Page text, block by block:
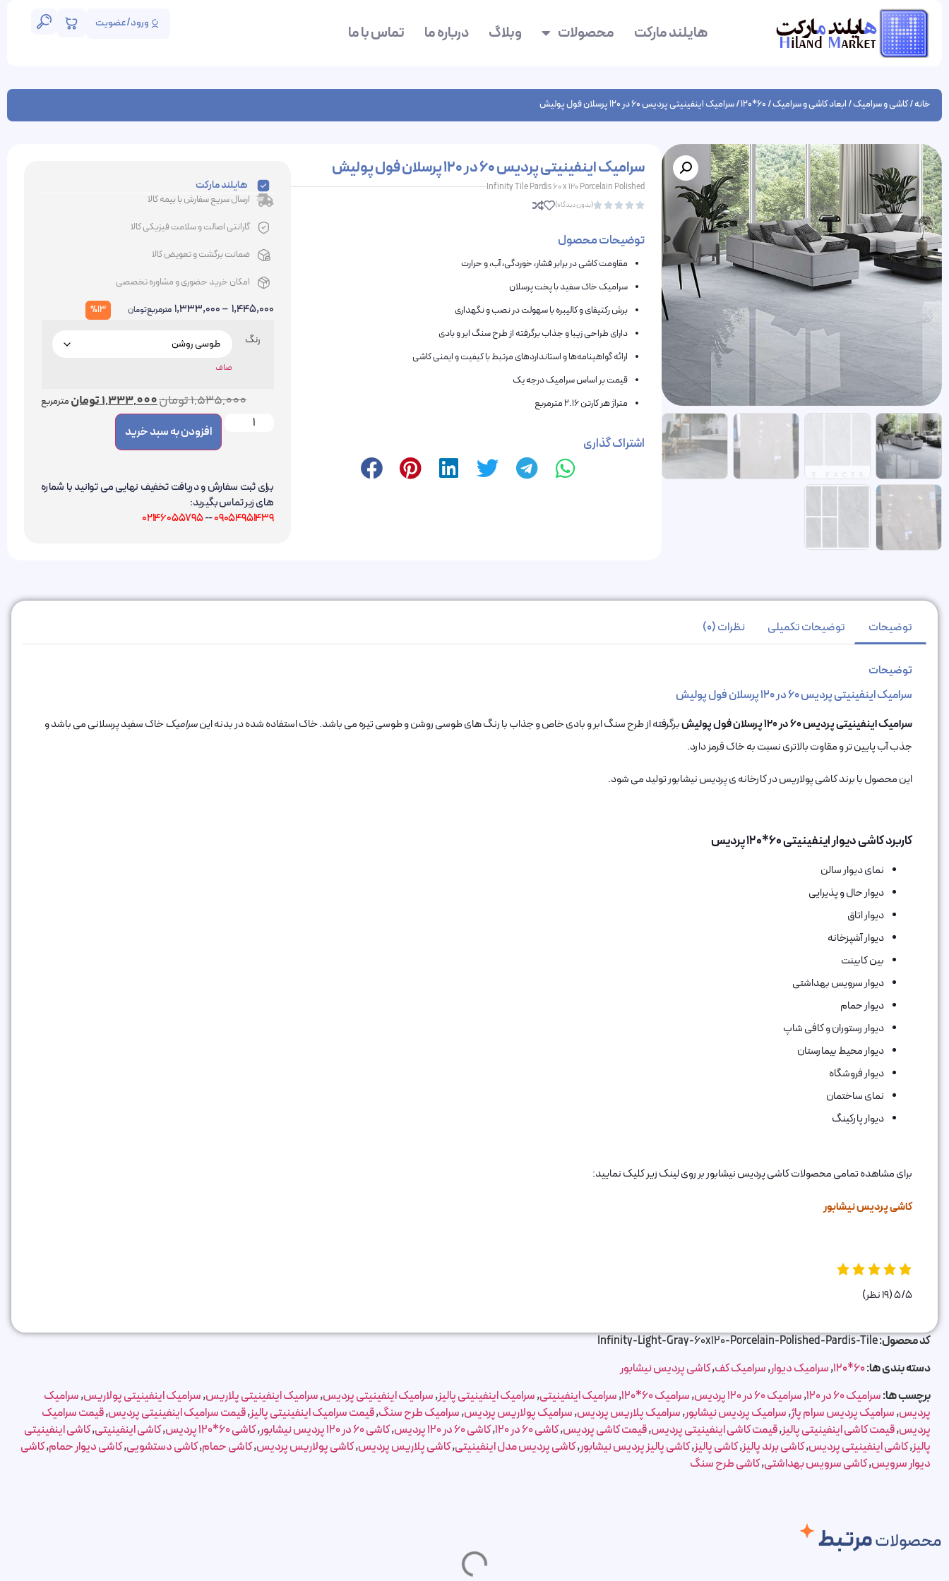
هایلند مارکت محصولات وبلاگ درباره ما تماس با ما ورود/عضویت
خانه/کاشی و سرامیک/ ابعاد کاشی و سرامیک/
60*120 / سرامیک اینفینیتی پردیس 60 در 120 پرسلان فول پولیش
سرامیک اینفینیتی پردیس 60 در 120 پرسلان فول پولیش
Infinity Tile Pardis 60 x 120 Porcelain Polished




(بدون دیدگاه)
توضیحات محصول
مقاومت کاشی در برابر فشار، خوردگی، آب، و حرارت
سرامیک خاک سفید با پخت پرسلان
برش رکتیفای و کالیبره با سهولت در نصب و نگهداری
دارای طراحی زیبا و جذاب برگرفته از طرح سنگ ابر و بادی
ارائه گواهینامه‌ها و استانداردهای مرتبط با کیفیت و ایمنی کاشی
قیمت بر اساس سرامیک درجه یک
متراژ هر کارتن 2.16 مترمربع
اشتراک گذاری
هایلند مارکت
ارسال سریع سفارش با بیمه کالا
گارانتی اصالت و سلامت فیزیکی کالا
ضمانت برگشت و تعویض کالا
امکان خرید حضوری و مشاوره تخصصی
1,445,000
–
1,333,000 مترمربعتومان %13
رنگ
صاف
1,535,000تومان1,333,000تومان مترمربع
افزودن به سبد خرید
برای ثبت سفارش و دریافت تخفیف نهایی می توانید با شماره
های زیر تماس بگیرید:
09054951439
--
02146055795
توضیحات توضیحات تکمیلی نظرات (0)
توضیحات
سرامیک اینفینیتی پردیس 60 در 120 پرسلان فول پولیش
سرامیک اینفینیتی پردیس 60 در 120 پرسلان فول پولیش برگرفته از طرح سنگ ابر و بادی خاص و جذاب با رنگ های طوسی روشن و طوسی تیره می باشد. خاک استفاده شده در بدنه اینسرامیکخاک سفید پرسلانی می باشد و
جذب آب پایین تر و مقاوت بالاتری نسبت به خاک قرمز دارد.
این محصول با برند کاشی پولاریس در کارخانه ی پردیس نیشابور تولید می شود.
کاربرد کاشی دیوار اینفینیتی 60*120 پردیس
نمای دیوار سالن
دیوار حال و پذیرایی
دیوار اتاق
دیوار آشپزخانه
بین کابینت
دیوار سرویس بهداشتی
دیوار حمام
دیوار رستوران و کافی شاپ
دیوار محیط بیمارستان
دیوار فروشگاه
نمای ساختمان
دیوار پارکینگ
برای مشاهده تمامی محصولات کاشی پردیس نیشابور بر روی لینک زیر کلیک نمایید:
کاشی پردیس نیشابور
5/5(19 نظر)
کد محصول:Infinity-Light-Gray-60x120-Porcelain-Polished-Pardis-Tile
دسته بندی ها:60*120
,سرامیک دیوار,سرامیک کف,کاشی پردیس نیشابور
برچسب ها:سرامیک 60 در 120 ,سرامیک 60 در 120 پردیس ,سرامیک 60*120 ,سرامیک اینفینیتی,سرامیک اینفینیتی پالیز,سرامیک اینفینیتی پردیس,سرامیک اینفینیتی پلاریس,سرامیک اینفینیتی پولاریس,سرامیک
پردیس,سرامیک پردیس سرام پاژ,سرامیک پردیس نیشابور,سرامیک پلاریس پردیس,سرامیک پولاریس پردیس,سرامیک طرح سنگ,قیمت سرامیک اینفینیتی پالیز,قیمت سرامیک اینفینیتی پردیس,قیمت سرامیک
پردیس,قیمت کاشی اینفینیتی پالیز,قیمت کاشی اینفینیتی پردیس,قیمت کاشی پردیس,کاشی 60 در 120 ,کاشی 60 در 120 پردیس ,کاشی 60 در 120 پردیس نیشابور ,کاشی 60*120 پردیس ,کاشی اینفینیتی,کاشی اینفینیتی
پالیز,کاشی اینفینیتی پردیس,کاشی برند پالیز,کاشی پالیز,کاشی پالیز پردیس نیشابور,کاشی پردیس مدل اینفینیتی,کاشی پلاریس پردیس,کاشی پولاریس پردیس,کاشی حمام,کاشی دستشویی,کاشی دیوار حمام,کاشی
دیوار سرویس,کاشی سرویس بهداشتی,کاشی طرح سنگ
محصولاتمرتبط